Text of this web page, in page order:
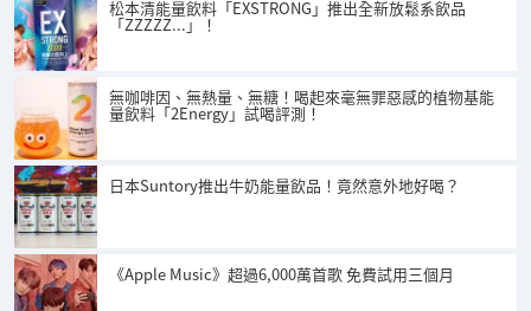
松本清能量飲料「EXSTRONG」推出全新放鬆系飲品
「ZZZZZ...」！
無咖啡因、無熱量、無糖！喝起來毫無罪惡感的植物基能
量飲料「2Energy」試喝評測！
日本Suntory推出牛奶能量飲品！竟然意外地好喝？
《Apple Music》超過6,000萬首歌 免費試用三個月